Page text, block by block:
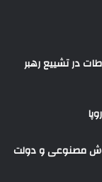
در تشییع رهبر
مصنوعی و دولت